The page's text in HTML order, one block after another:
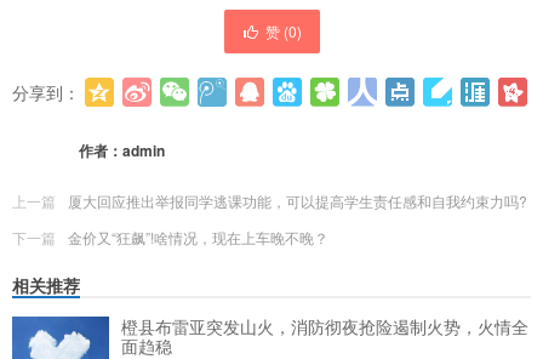
赞 (0)
分享到：
作者： admin
上一篇
厦大回应推出举报同学逃课功能，可以提高学生责任感和自我约束力吗?
下一篇
金价又“狂飙”!啥情况，现在上车晚不晚？
相关推荐
橙县布雷亚突发山火，消防彻夜抢险遏制火势，火情全
面趋稳